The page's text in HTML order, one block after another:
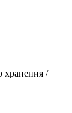
хранения /